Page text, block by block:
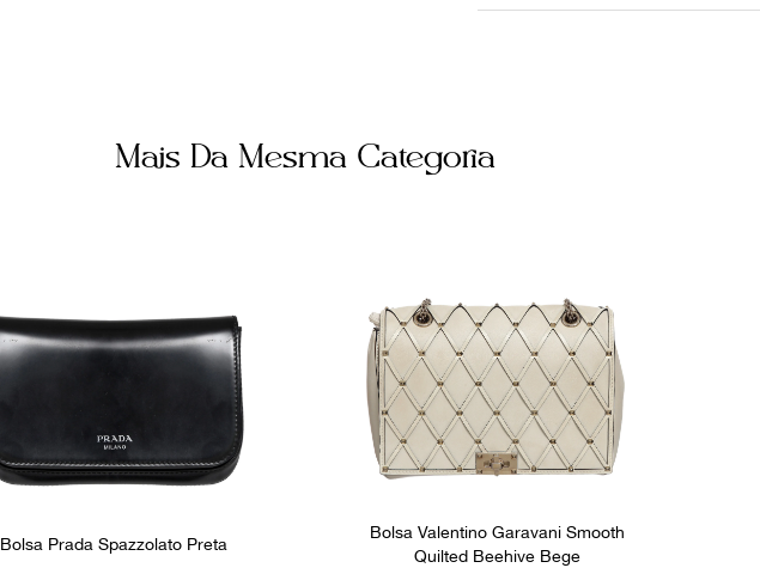
Tamanho
Médio
Mais Da Mesma Categoria
Bolsa Prada Spazzolato Preta
Bolsa Valentino Garavani Smooth
Quilted Beehive Bege